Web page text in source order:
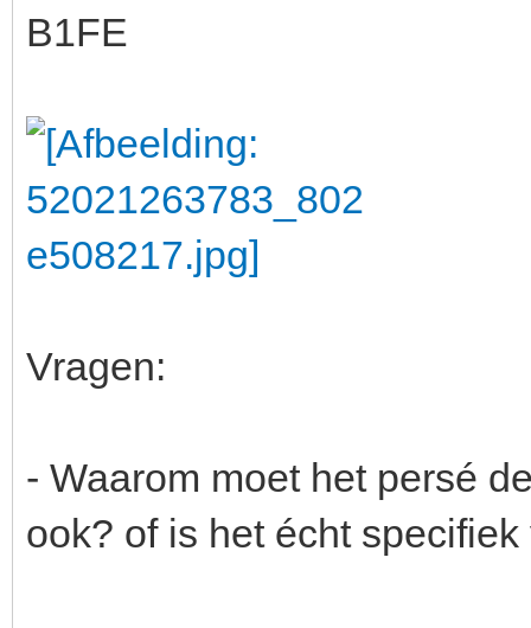
B1FE
Vragen:
- Waarom moet het persé
ook? of is het écht